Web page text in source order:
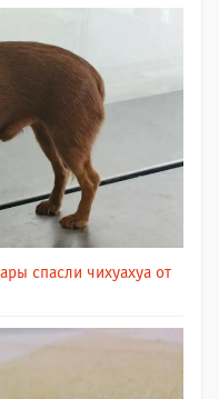
спасли чихуахуа от